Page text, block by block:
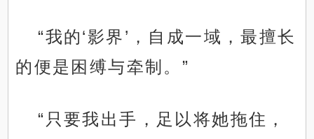
“我的‘影界’，自成一域，最擅长
的便是困缚与牵制。”
“只要我出手，足以将她拖住，